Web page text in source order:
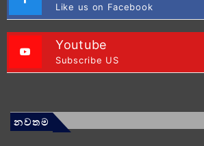
Like us on Facebook
Youtube
Subscribe US
නවතම